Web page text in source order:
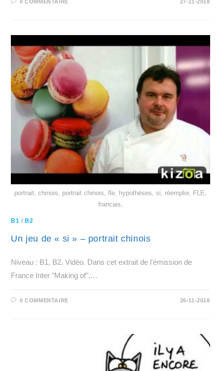
0 COMMENTAIRE 27-11-2018
portrait, chinois, portrait chinois, fle, hypothèses, si, réemploi, FLE,
francais,
B1 / B2
Un jeu de « si » – portrait chinois
Niveau : B1, B2. Vidéo. Dans cet extrait de l'émission de
France Inter "Making of",…
0 COMMENTAIRE 26-11-2018